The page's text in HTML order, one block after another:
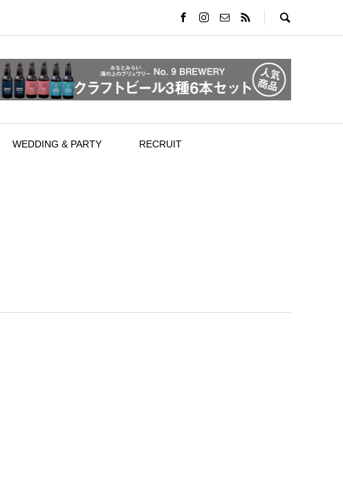
WEDDING & PARTY RECRUIT